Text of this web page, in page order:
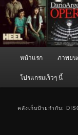
หน้าแรก ภาพยน
โปรแกรมเร็วๆ นี้
คลังเก็บป้ายกำกับ: